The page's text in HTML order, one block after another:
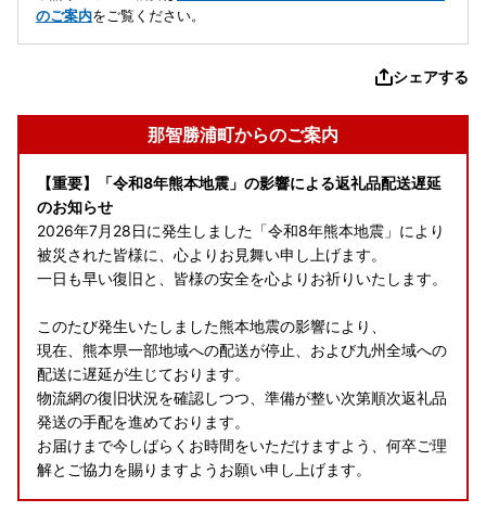
のご案内をご覧ください。
シェアする
那智勝浦町からのご案内
【重要】「令和8年熊本地震」の影響による返礼品配送遅延
のお知らせ
2026年7月28日に発生しました「令和8年熊本地震」により
被災された皆様に、心よりお見舞い申し上げます。
一日も早い復旧と、皆様の安全を心よりお祈りいたします。
このたび発生いたしました熊本地震の影響により、
現在、熊本県一部地域への配送が停止、および九州全域への
配送に遅延が生じております。
物流網の復旧状況を確認しつつ、準備が整い次第順次返礼品
発送の手配を進めております。
お届けまで今しばらくお時間をいただけますよう、何卒ご理
解とご協力を賜りますようお願い申し上げます。